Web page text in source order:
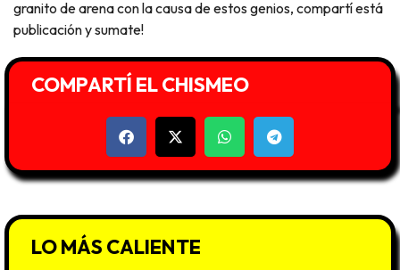
granito de arena con la causa de estos genios, compartí está
publicación y sumate!
COMPARTÍ EL CHISMEO
LO MÁS CALIENTE